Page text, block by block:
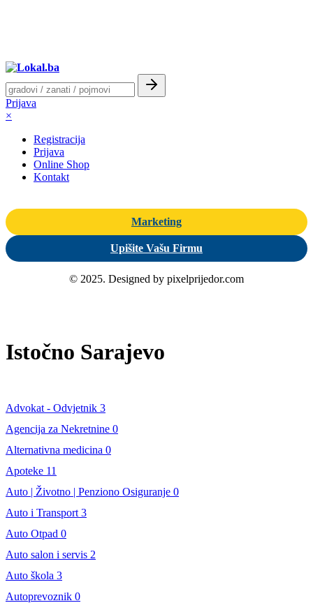
Prijava
×
Registracija
Prijava
Online Shop
Kontakt
Marketing
Upišite Vašu Firmu
© 2025. Designed by pixelprijedor.com
Istočno Sarajevo
Advokat - Odvjetnik 3
Agencija za Nekretnine 0
Alternativna medicina 0
Apoteke 11
Auto | Životno | Penziono Osiguranje 0
Auto i Transport 3
Auto Otpad 0
Auto salon i servis 2
Auto škola 3
Autoprevoznik 0